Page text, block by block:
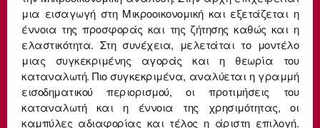
μια εισαγωγή στη Μικροοικονομική και εξετάζεται η
έννοια της προσφοράς και της ζήτησης καθώς και η
ελαστικότητα. Στη συνέχεια, μελετάται το μοντέλο
μιας συγκεκριμένης αγοράς και η θεωρία του
καταναλωτή. Πιο συγκεκριμένα, αναλύεται η γραμμή
εισοδηματικού περιορισμού, οι προτιμήσεις του
καταναλωτή και η έννοια της χρησιμότητας, οι
καμπύλες αδιαφορίας και τέλος η άριστη επιλογή.